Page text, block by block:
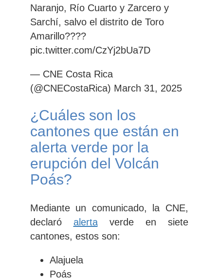
Naranjo, Río Cuarto y Zarcero y
Sarchí, salvo el distrito de Toro
Amarillo????
pic.twitter.com/CzYj2bUa7D
— CNE Costa Rica
(@CNECostaRica) March 31, 2025
¿Cuáles son los
cantones que están en
alerta verde por la
erupción del Volcán
Poás?
Mediante un comunicado, la CNE,
declaró alerta
verde en siete
cantones, estos son:
Alajuela
Poás